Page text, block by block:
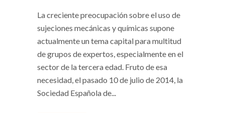
La creciente preocupación sobre el uso de
sujeciones mecánicas y químicas supone
actualmente un tema capital para multitud
de grupos de expertos, especialmente en el
sector de la tercera edad. Fruto de esa
necesidad, el pasado 10 de julio de 2014, la
Sociedad Española de...